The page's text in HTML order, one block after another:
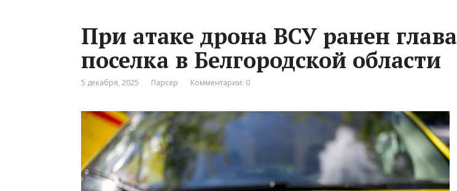
При атаке дрона ВСУ ранен глава
поселка в Белгородской области
5 декабря, 2025 Парсер Комментарии: 0